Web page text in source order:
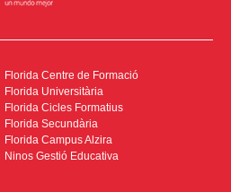
Florida Centre de Formació
Florida Universitària
Florida Cicles Formatius
Florida Secundària
Florida Campus Alzira
Ninos Gestió Educativa